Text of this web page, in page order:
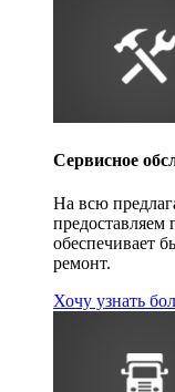
Сервисное
На всю
обеспечивает
ремонт.
Хочу узнать